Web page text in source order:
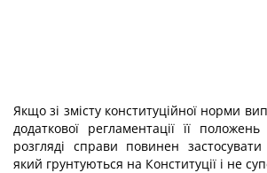
Якщо зі змісту конституційної норми
додаткової регламентації її
розгляді справи повинен
який грунтуються на Конституції і не